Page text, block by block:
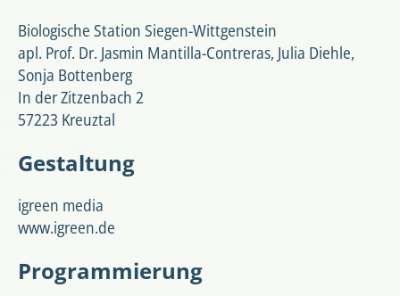
Biologische Station Siegen-Wittgenstein
apl. Prof. Dr. Jasmin Mantilla-Contreras, Julia Diehle,
Sonja Bottenberg
In der Zitzenbach 2
57223 Kreuztal
Gestaltung
igreen media
www.igreen.de
Programmierung